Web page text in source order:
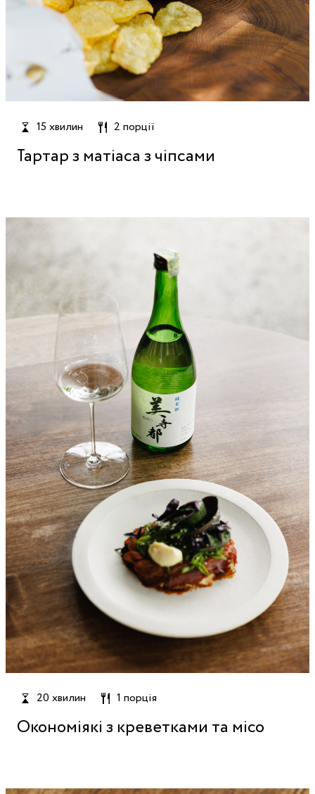
15 хвилин 2 порції
Тартар з матіаса з чіпсами
20 хвилин 1 порція
Окономіякі з креветками та місо